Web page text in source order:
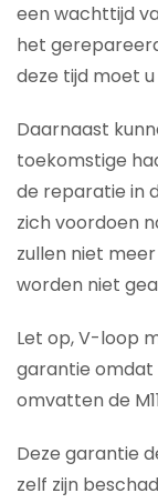
een wachttijd
het
deze tijd moet
Daarnaast
toekomstige
de reparatie in
zich voordoen
zullen niet
worden niet
Let op, V-loop
garantie omdat
omvatten de
Deze garantie
zelf zijn